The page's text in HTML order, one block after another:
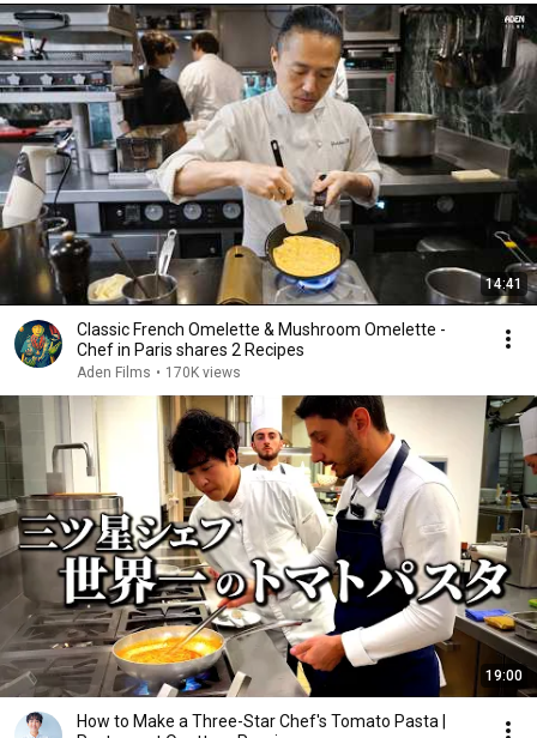
14:41
Classic French Omelette & Mushroom Omelette -
Chef in Paris shares 2 Recipes
Aden Films • 170K views
19:00
How to Make a Three-Star Chef's Tomato Pasta |